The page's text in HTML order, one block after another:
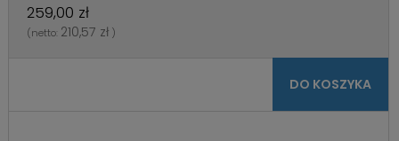
259,00 zł
(netto: 210,57 zł )
DO KOSZYKA